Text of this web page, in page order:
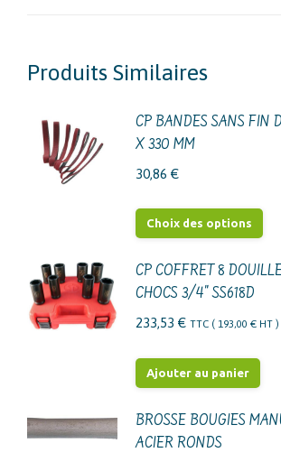
Produits Similaires
CP BANDES SANS FIN
X 330 MM
30,86 €
Choix des options
a
CP COFFRET 8
CHOCS 3/4" SS618D
233,53 € TTC ( 193,00 € HT )
Ajouter au panier
BROSSE BOUGIES
ACIER RONDS